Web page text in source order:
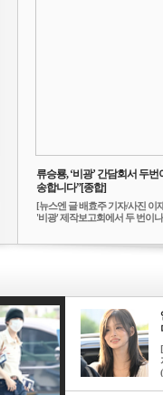
류승룡, ‘비광’ 간담회서 두번
송합니다”[종합]
[뉴스엔 글 배효주 기자/사진 이
'비광' 제작보고회에서 두 번이